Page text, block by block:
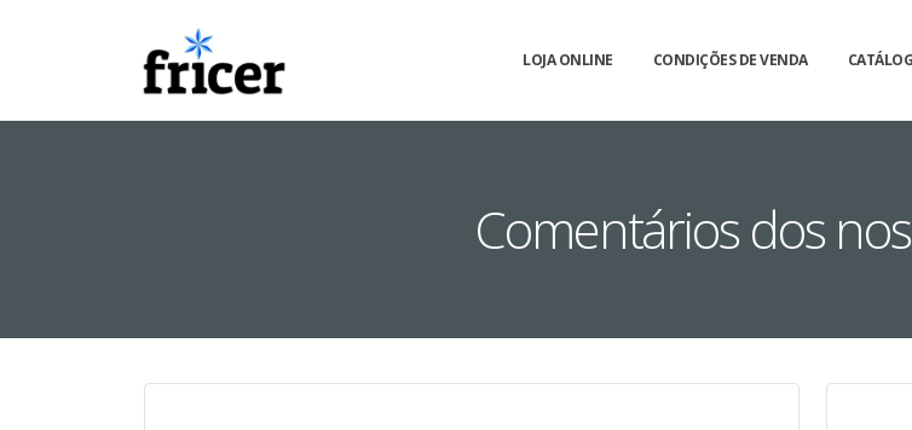
LOJA ONLINE CONDIÇÕES DE VENDA
Comentários dos